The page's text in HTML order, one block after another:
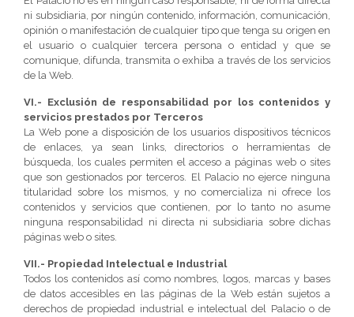
ni subsidiaria, por ningún contenido, información, comunicación,
opinión o manifestación de cualquier tipo que tenga su origen en
el usuario o cualquier tercera persona o entidad y que se
comunique, difunda, transmita o exhiba a través de los servicios
de la Web.
VI.- Exclusión de responsabilidad por los contenidos y
servicios prestados por Terceros
La Web pone a disposición de los usuarios dispositivos técnicos
de enlaces, ya sean links, directorios o herramientas de
búsqueda, los cuales permiten el acceso a páginas web o sites
que son gestionados por terceros. El Palacio no ejerce ninguna
titularidad sobre los mismos, y no comercializa ni ofrece los
contenidos y servicios que contienen, por lo tanto no asume
ninguna responsabilidad ni directa ni subsidiaria sobre dichas
páginas web o sites.
VII.- Propiedad Intelectual e Industrial
Todos los contenidos así como nombres, logos, marcas y bases
de datos accesibles en las páginas de la Web están sujetos a
derechos de propiedad industrial e intelectual del Palacio o de